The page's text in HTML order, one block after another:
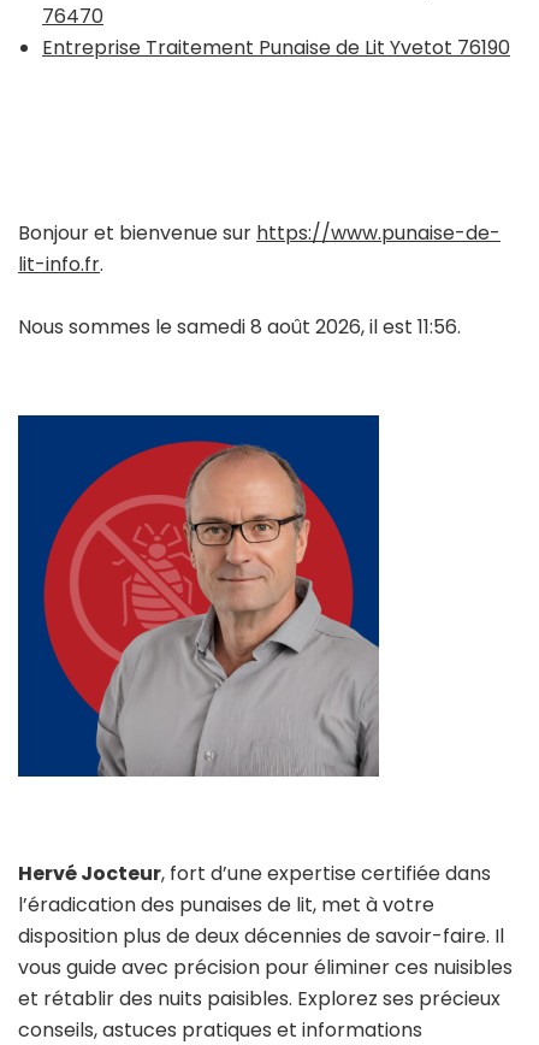
76470
Entreprise Traitement Punaise de Lit Yvetot 76190
Bonjour et bienvenue sur https://www.punaise-de-
lit-info.fr.
Nous sommes le samedi 8 août 2026, il est 11:56.
Hervé Jocteur, fort d’une expertise certifiée dans
l’éradication des punaises de lit, met à votre
disposition plus de deux décennies de savoir-faire. Il
vous guide avec précision pour éliminer ces nuisibles
et rétablir des nuits paisibles. Explorez ses précieux
conseils, astuces pratiques et informations